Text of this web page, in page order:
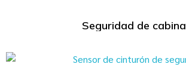
Seguridad de cabina